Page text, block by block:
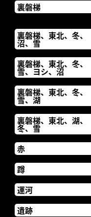
裏磐梯
裏磐梯、東北、冬、
沼、雪
裏磐梯、東北、冬、
雪、ヨシ、沼
裏磐梯、東北、冬、
雪、湖
裏磐梯、東北、湖、
冬、雪
赤
蹲
運河
遺跡